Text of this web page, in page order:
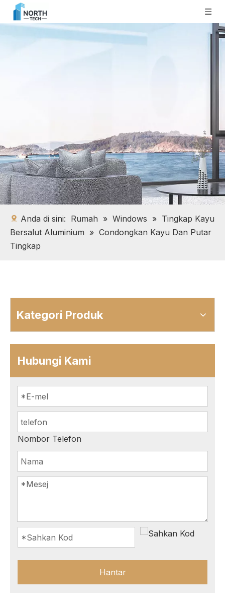
Anda di sini: Rumah » Windows » Tingkap Kayu
Bersalut Aluminium » Condongkan Kayu Dan Putar
Tingkap
Kategori Produk
Hubungi Kami
Nombor Telefon
Hantar